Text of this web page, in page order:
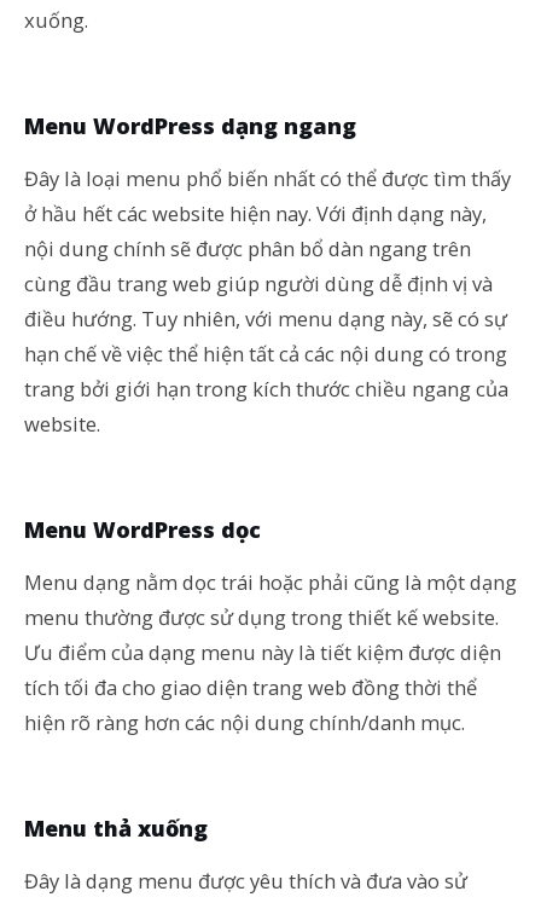
xuống.
Menu WordPress dạng ngang
Đây là loại menu phổ biến nhất có thể được tìm thấy
ở hầu hết các website hiện nay. Với định dạng này,
nội dung chính sẽ được phân bổ dàn ngang trên
cùng đầu trang web giúp người dùng dễ định vị và
điều hướng. Tuy nhiên, với menu dạng này, sẽ có sự
hạn chế về việc thể hiện tất cả các nội dung có trong
trang bởi giới hạn trong kích thước chiều ngang của
website.
Menu WordPress dọc
Menu dạng nằm dọc trái hoặc phải cũng là một dạng
menu thường được sử dụng trong thiết kế website.
Ưu điểm của dạng menu này là tiết kiệm được diện
tích tối đa cho giao diện trang web đồng thời thể
hiện rõ ràng hơn các nội dung chính/danh mục.
Menu thả xuống
Đây là dạng menu được yêu thích và đưa vào sử